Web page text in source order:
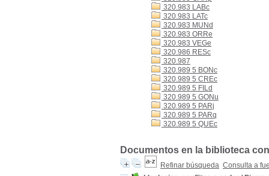
320.983 LABc
320.983 LATc
320.983 MUNd
320.983 ORRe
320.983 VEGe
320.986 RESc
320.987
320.989 5 BONc
320.989 5 CREc
320.989 5 FILd
320.989 5 GONu
320.989 5 PARj
320.989 5 PARq
320.989 5 QUEc
Documentos en la biblioteca
Refinar búsqueda Consulta a